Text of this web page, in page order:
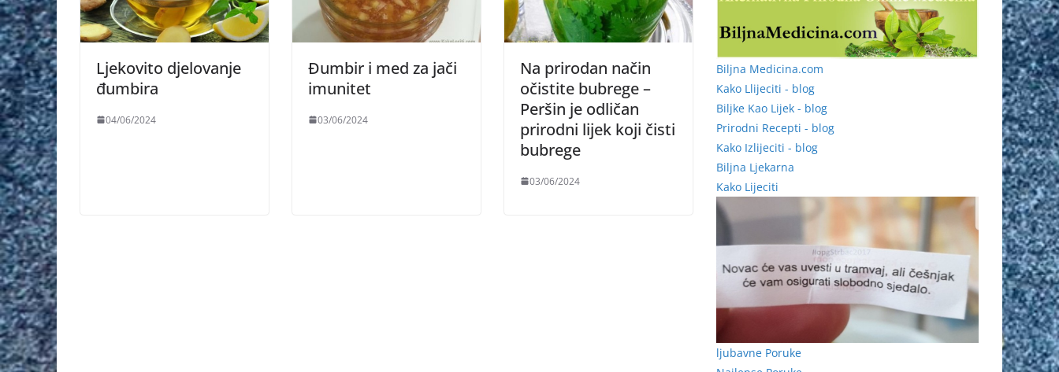
Ljekovito djelovanje
đumbira
04/06/2024
Đumbir i med za jači
imunitet
03/06/2024
Na prirodan način
očistite bubrege –
Peršin je odličan
prirodni lijek koji čisti
bubrege
03/06/2024
Biljna Medicina.com
Kako Llijeciti - blog
Biljke Kao Lijek - blog
Prirodni Recepti - blog
Kako Izlijeciti - blog
Biljna Ljekarna
Kako Lijeciti
ljubavne Poruke